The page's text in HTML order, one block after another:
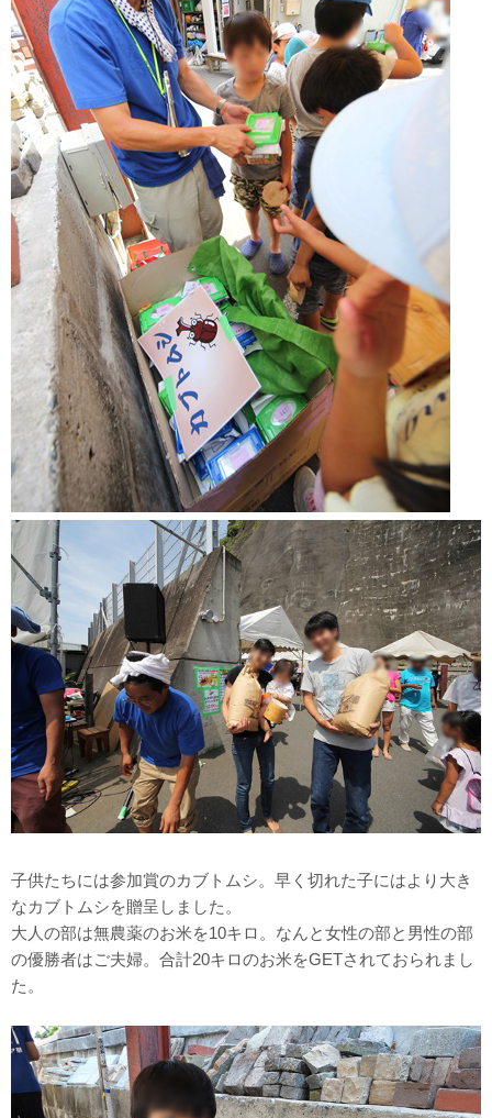
子供たちには参加賞のカブトムシ。早く切れた子にはより大き
なカブトムシを贈呈しました。
大人の部は無農薬のお米を10キロ。なんと女性の部と男性の部
の優勝者はご夫婦。合計20キロのお米をGETされておられまし
た。